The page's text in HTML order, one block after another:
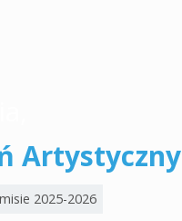
Artystyczny
2025-2026